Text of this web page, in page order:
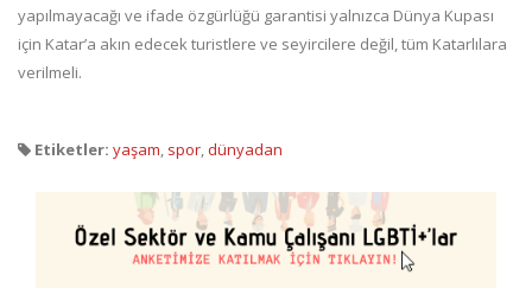
yapılmayacağı ve ifade özgürlüğü garantisi yalnızca Dünya Kupası
için Katar’a akın edecek turistlere ve seyircilere değil, tüm Katarlılara
verilmeli.
Etiketler: yaşam, spor,dünyadan